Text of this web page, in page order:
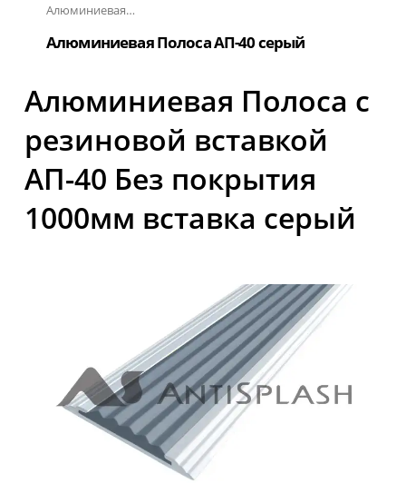
Алюминиевая Полоса с резиновой вставкой АП-40 Без покрытия
Алюминиевая Полоса АП-40 серый
Алюминиевая Полоса с
резиновой вставкой
АП-40 Без покрытия
1000мм вставка серый